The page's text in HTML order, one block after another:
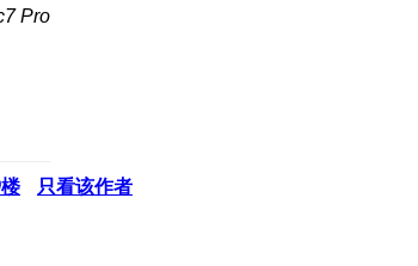
Pro
楼 只看该作者